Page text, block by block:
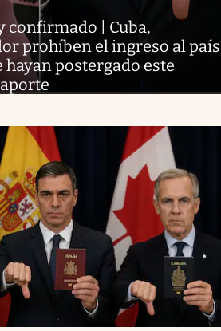
confirmado | Cuba,
prohíben el ingreso al país
hayan postergado este